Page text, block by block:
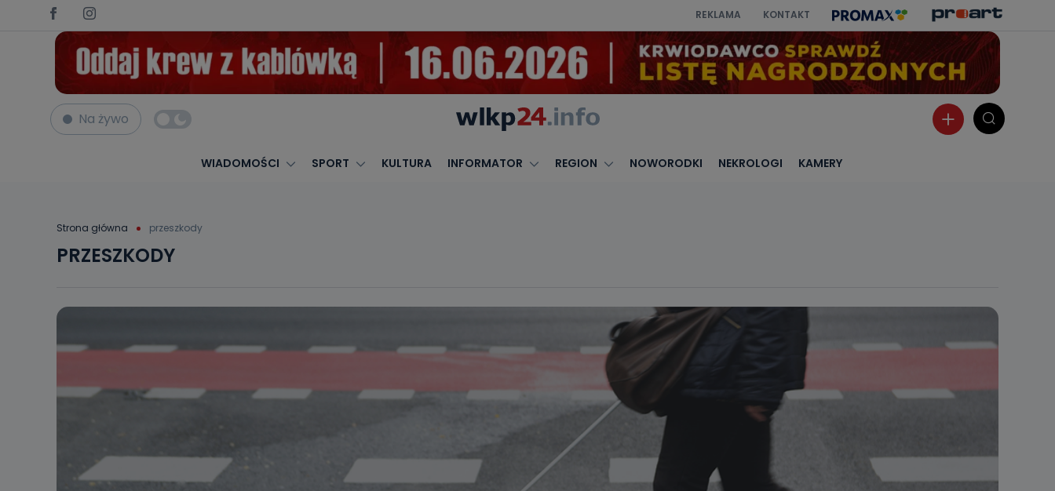
REKLAMA KONTAKT
Na żywo
WIADOMOŚCI SPORT KULTURA INFORMATOR REGION NOWORODKI NEKROLOGI KAMERY
Strona główna przeszkody
PRZESZKODY